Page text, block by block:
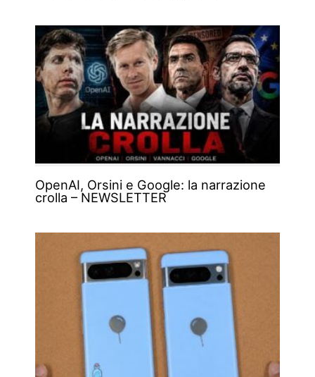
OpenAI, Orsini e Google: la narrazione
crolla – NEWSLETTER